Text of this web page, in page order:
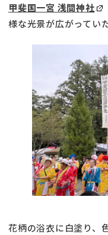
甲斐国一宮 浅間神社
様な光景が広がっていた
花柄の浴衣に白塗り、